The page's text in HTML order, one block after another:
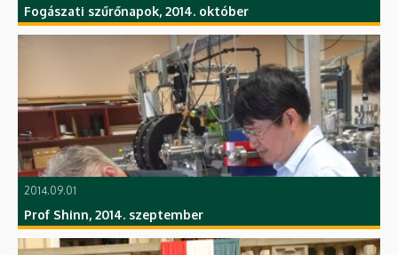
Fogászati szűrőnapok, 2014. október
2014.09.01
Prof Shinn, 2014. szeptember